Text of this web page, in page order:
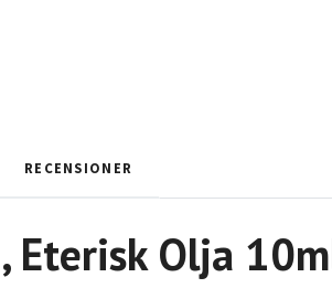
RECENSIONER
, Eterisk Olja